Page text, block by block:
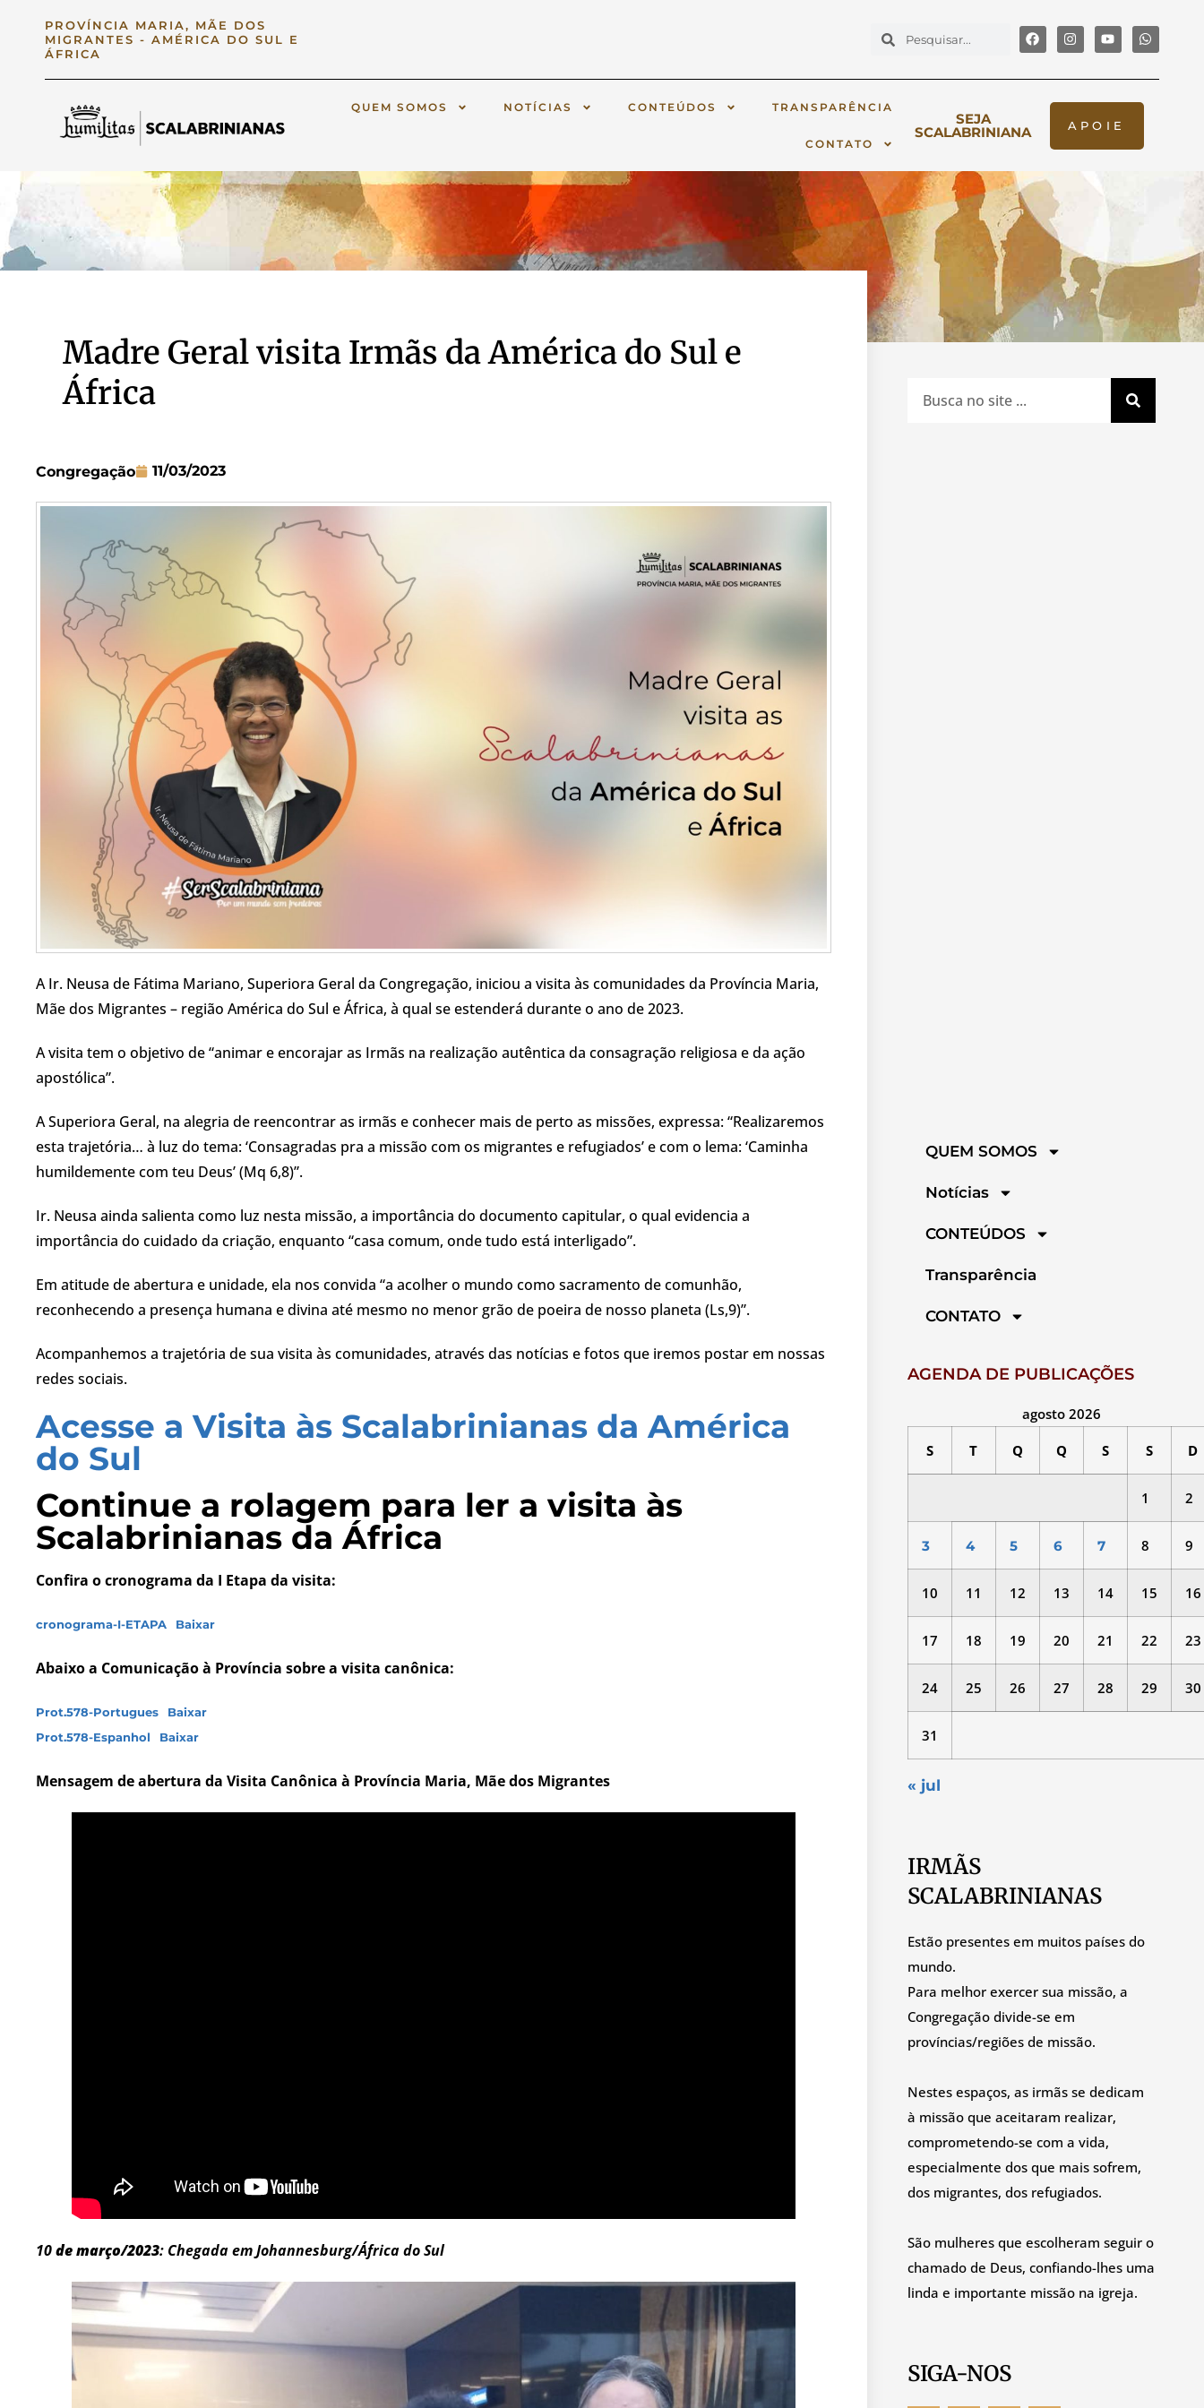
PROVÍNCIA MARIA, MÃE DOS
MIGRANTES - AMÉRICA DO SUL E
ÁFRICA
QUEM SOMOS NOTÍCIAS CONTEÚDOS TRANSPARÊNCIA
CONTATO
SEJA
SCALABRINIANA APOIE
Madre Geral visita Irmãs da América do Sul e
África
Congregação 11/03/2023
A Ir. Neusa de Fátima Mariano, Superiora Geral da Congregação, iniciou a visita às comunidades da Província Maria,
Mãe dos Migrantes – região América do Sul e África, à qual se estenderá durante o ano de 2023.
A visita tem o objetivo de “animar e encorajar as Irmãs na realização autêntica da consagração religiosa e da ação
apostólica”.
A Superiora Geral, na alegria de reencontrar as irmãs e conhecer mais de perto as missões, expressa: “Realizaremos
esta trajetória… à luz do tema: ‘Consagradas pra a missão com os migrantes e refugiados’ e com o lema: ‘Caminha
humildemente com teu Deus’ (Mq 6,8)”.
Ir. Neusa ainda salienta como luz nesta missão, a importância do documento capitular, o qual evidencia a
importância do cuidado da criação, enquanto “casa comum, onde tudo está interligado”.
Em atitude de abertura e unidade, ela nos convida “a acolher o mundo como sacramento de comunhão,
reconhecendo a presença humana e divina até mesmo no menor grão de poeira de nosso planeta (Ls,9)”.
Acompanhemos a trajetória de sua visita às comunidades, através das notícias e fotos que iremos postar em nossas
redes sociais.
Acesse a Visita às Scalabrinianas da América
do Sul
Continue a rolagem para ler a visita às
Scalabrinianas da África
Confira o cronograma da I Etapa da visita:
cronograma-I-ETAPA Baixar
Abaixo a Comunicação à Província sobre a visita canônica:
Prot.578-Portugues
Baixar
Prot.578-Espanhol
Baixar
Mensagem de abertura da Visita Canônica à Província Maria, Mãe dos Migrantes
10de março/2023: Chegada em Johannesburg/África do Sul
QUEM SOMOS
Notícias
CONTEÚDOS
Transparência
CONTATO
AGENDA DE PUBLICAÇÕES
agosto 2026
S T Q Q S S D
1 2
3 4 5 6 7 8 9
10 11 12 13 14 15 16
17 18 19 20 21 22 23
24 25 26 27 28 29 30
31
« jul
IRMÃS
SCALABRINIANAS
Estão presentes em muitos países do
mundo.
Para melhor exercer sua missão, a
Congregação divide-se em
províncias/regiões de missão.
Nestes espaços, as irmãs se dedicam
à missão que aceitaram realizar,
comprometendo-se com a vida,
especialmente dos que mais sofrem,
dos migrantes, dos refugiados.
São mulheres que escolheram seguir o
chamado de Deus, confiando-lhes uma
linda e importante missão na igreja.
SIGA-NOS